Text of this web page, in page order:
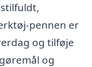
pennen er
og tilføje
og